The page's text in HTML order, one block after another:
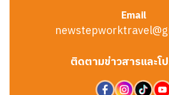
Email
ติดตามข่าวสารและโ